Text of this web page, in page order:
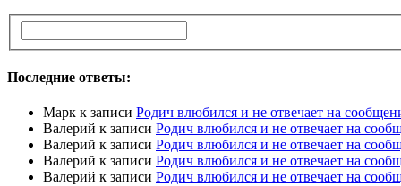
Последние ответы:
Марк к записи Родич влюбился и не отвечает на
Валерий к записи Родич влюбился и не отвечает на
Валерий к записи Родич влюбился и не отвечает на
Валерий к записи Родич влюбился и не отвечает на
Валерий к записи Родич влюбился и не отвечает на